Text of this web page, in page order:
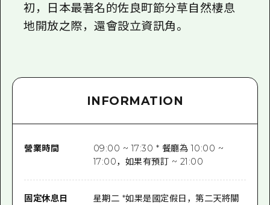
初，日本最著名的佐良町節分草自然棲息
地開放之際，還會設立資訊角。
INFORMATION
營業時間
09:00 ~ 17:30 * 餐廳為 10:00 ~
17:00，如果有預訂 ~ 21:00
固定休息日
星期二 *如果是國定假日，第二天將關